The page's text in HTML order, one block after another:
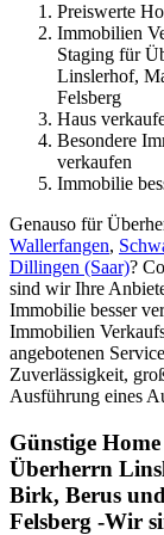
Preiswerte
Immobilien
Staging für
Linslerhof,
Felsberg
Haus
Besondere
verkaufen
Immobilie
Genauso für
Wallerfangen,
Dillingen (Saar)?
sind wir Ihre
Immobilie besser
Immobilien
angebotenen
Zuverlässigkeit,
Ausführung eines
Günstige
Überherrn
Birk, Berus
Felsberg -Wir